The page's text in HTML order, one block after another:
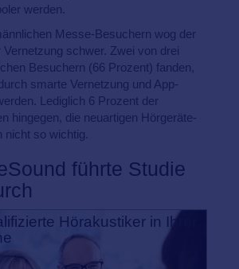
werden.
Messe-Besuchern wog der
schwer. Zwei von drei
Besuchern (66 Prozent) fanden,
smarte Vernetzung und App-
Lediglich 6 Prozent der
hingegen, die neuartigen Hörgeräte-
nicht so wichtig.
führte Studie
Hörakustiker in Ihrer